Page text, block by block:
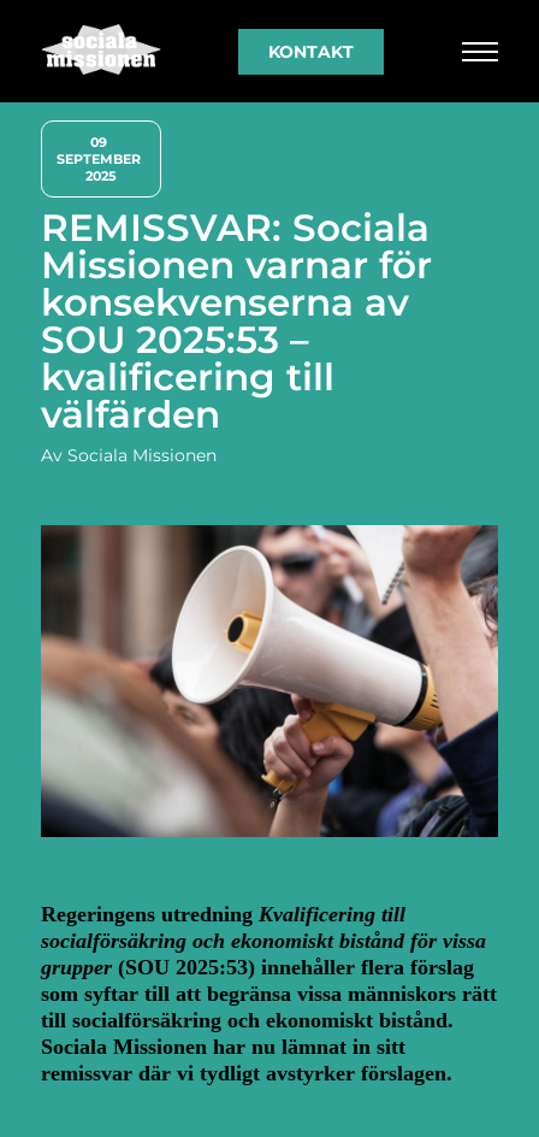
KONTAKT
09
SEPTEMBER
2025
REMISSVAR: Sociala
Missionen varnar för
konsekvenserna av
SOU 2025:53 –
kvalificering till
välfärden
Av Sociala Missionen
Regeringens utredning Kvalificering till
socialförsäkring och ekonomiskt bistånd för vissa
grupper(SOU 2025:53)innehåller flera förslag
som syftar till att begränsa vissa människors rätt
till socialförsäkring och ekonomiskt bistånd.
Sociala Missionen har nu lämnat in sitt
remissvar där vi tydligt avstyrker förslagen.